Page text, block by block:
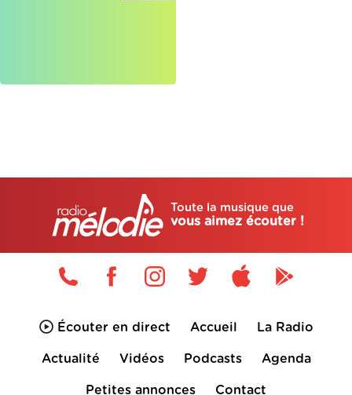
Toute la musique que
vous aimez écouter !
Écouter en direct Accueil La Radio
Actualité Vidéos Podcasts Agenda
Petites annonces Contact